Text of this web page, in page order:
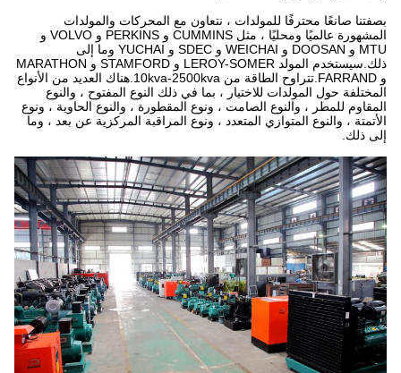
بصفتنا صانعًا محترفًا للمولدات ، نتعاون مع المحركات والمولدات
المشهورة عالميًا ومحليًا ، مثل CUMMINS و PERKINS و VOLVO و
MTU و DOOSAN و WEICHAI و SDEC و YUCHAI وما إلى
ذلك.سيستخدم المولد LEROY-SOMER و STAMFORD و MARATHON
و FARRAND.تتراوح الطاقة من 10kva-2500kva.هناك العديد من الأنواع
المختلفة حول المولدات للاختيار ، بما في ذلك النوع المفتوح ، والنوع
المقاوم للمطر ، والنوع الصامت ، ونوع المقطورة ، والنوع الحاوية ، ونوع
الأتمتة ، والنوع المتوازي المتعدد ، ونوع المراقبة المركزية عن بعد ، وما
إلى ذلك.